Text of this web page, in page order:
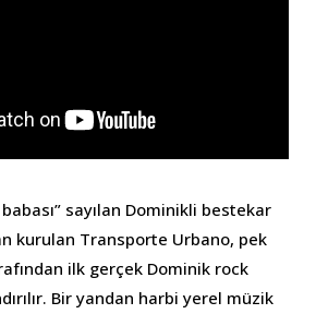
babası” sayılan Dominikli bestekar
kurulan Transporte Urbano, pek
ilk gerçek Dominik rock
Bir yandan harbi yerel müzik